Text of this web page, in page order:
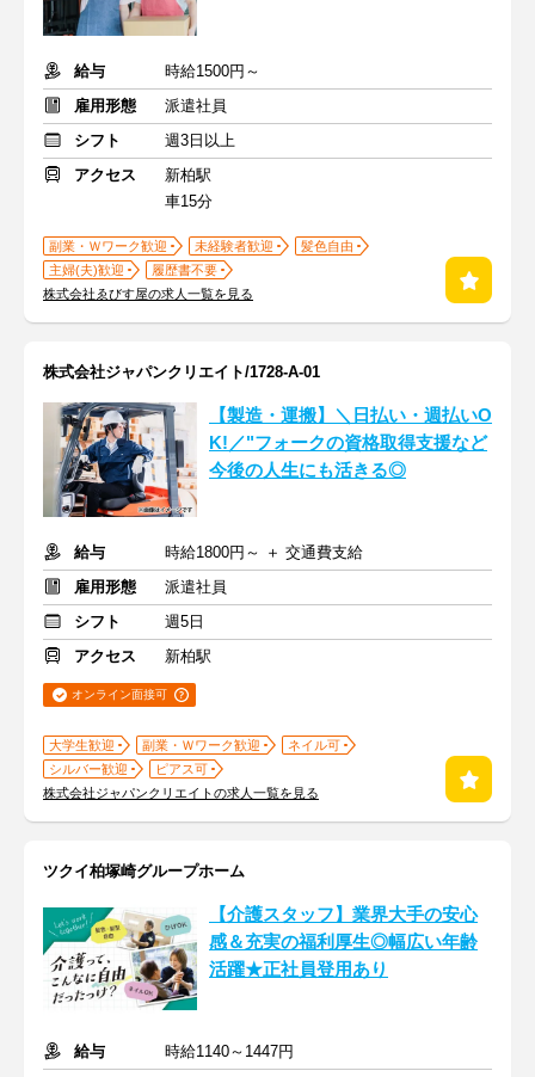
給与
時給1500円～
雇用形態
派遣社員
シフト
週3日以上
アクセス
新柏駅
車15分
副業・Ｗワーク歓迎 未経験者歓迎
髪色自由
主婦(夫)歓迎
履歴書不要
株式会社ゑびす屋の求人一覧を見る
株式会社ジャパンクリエイト/1728-A-01
【製造・運搬】＼日払い・週払いO
K!／"フォークの資格取得支援など
今後の人生にも活きる◎
給与
時給1800円～ ＋ 交通費支給
雇用形態
派遣社員
シフト
週5日
アクセス
新柏駅
オンライン面接可
大学生歓迎 副業・Ｗワーク歓迎
ネイル可
シルバー歓迎
ピアス可
株式会社ジャパンクリエイトの求人一覧を見る
ツクイ柏塚崎グループホーム
【介護スタッフ】業界大手の安心
感＆充実の福利厚生◎幅広い年齢
活躍★正社員登用あり
給与 時給1140～1447円